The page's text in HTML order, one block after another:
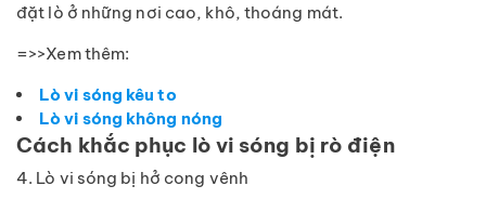
đặt lò ở những nơi cao, khô, thoáng mát.
=>>Xem thêm:
Lò vi sóng kêu to
Lò vi sóng không nóng
Cách khắc phục lò vi sóng bị rò điện
4. Lò vi sóng bị hở cong vênh